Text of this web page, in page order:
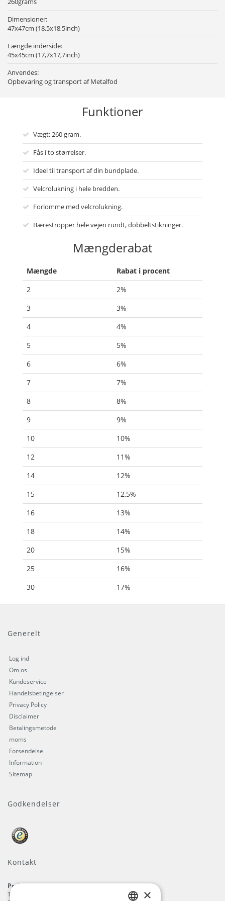
Dimensioner:
47x47cm (18,5x18,5inch)
Længde inderside:
45x45cm (17,7x17,7inch)
Anvendes:
Opbevaring og transport af Metalfod
Funktioner
Vægt: 260 gram.
Fås i to størrelser.
Ideel til transport af din bundplade.
Velcrolukning i hele bredden.
Forlomme med velcrolukning.
Bærestropper hele vejen rundt, dobbeltstikninger.
Mængderabat
Mængde
Rabat i procent
2
2%
3
3%
4
4%
5
5%
6
6%
7
7%
8
8%
9
9%
10
10%
12
11%
14
12%
15
12,5%
16
13%
18
14%
20
15%
25
16%
30
17%
Generelt
Log ind
Om os
Kundeservice
Handelsbetingelser
Privacy Policy
Disclaimer
Betalingsmetode
moms
Forsendelse
Information
Sitemap
Godkendelser
Kontakt
ProFlags B.V.
Tilbury 8
×